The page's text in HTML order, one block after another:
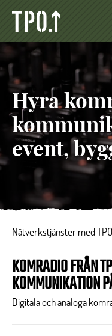
Hyra
event,
Nätverkstjänster med TPO
KOMRADIO FRÅN
KOMMUNIKATION
Digitala och analoga